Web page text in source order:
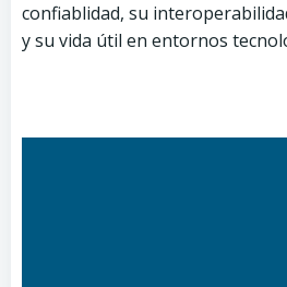
confiablidad, su
y su vida útil en entornos